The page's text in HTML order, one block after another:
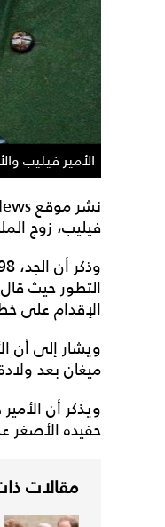
الأمير فيليب
فيليب، زوج
التطور حيث
الإقدام على
ويشار إلى أن
ميغان بعد
حفيده الأصغر
مقالات